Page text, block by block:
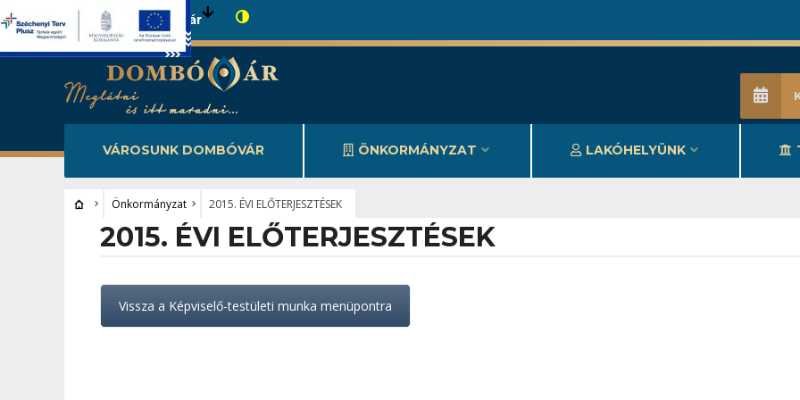
Városunk Dombóvár
VÁROSUNK DOMBÓVÁR ÖNKORMÁNYZAT LAKÓHELYÜNK
Önkormányzat 2015. ÉVI ELŐTERJESZTÉSEK
2015. ÉVI ELŐTERJESZTÉSEK
Vissza a Képviselő-testületi munka menüpontra